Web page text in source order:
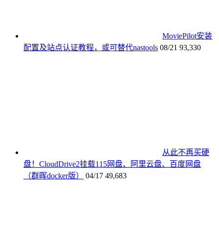
MoviePilot安装
配置及站点认证教程，或可替代nastools 08/21 93,330
从此不再买硬
盘！CloudDrive2挂载115网盘、阿里云盘、百度网盘
（群晖docker版）
04/17 49,683